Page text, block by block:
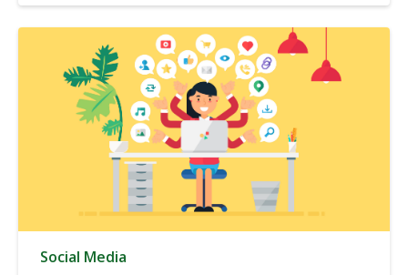
Social Media